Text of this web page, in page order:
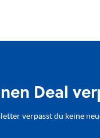
Deal
verpasst du keine